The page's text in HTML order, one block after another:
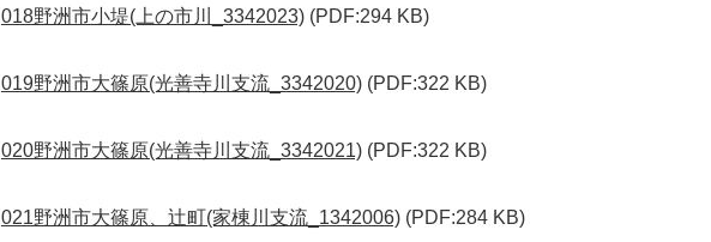
018野洲市小堤(上の市川_3342023) (PDF:294 KB)
019野洲市大篠原(光善寺川支流_3342020) (PDF:322 KB)
020野洲市大篠原(光善寺川支流_3342021) (PDF:322 KB)
021野洲市大篠原、辻町(家棟川支流_1342006) (PDF:284 KB)